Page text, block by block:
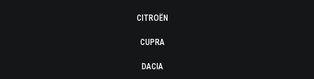
CITROËN
CUPRA
DACIA